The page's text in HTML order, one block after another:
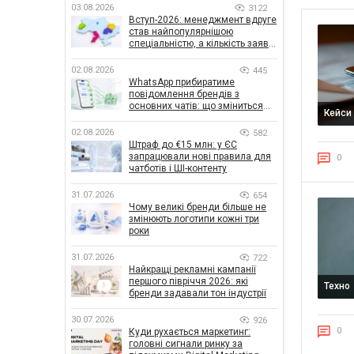
Кейси
0
Техно
0
03.08.2026 3122
Вступ-2026: менеджмент вдруге
став найпопулярнішою
спеціальністю, а кількість заяв
02.08.2026 445
WhatsApp прибиратиме
повідомлення брендів з
основних чатів: що зміниться
02.08.2026 582
Штраф до €15 млн: у ЄС
запрацювали нові правила для
чатботів і ШІ-контенту
31.07.2026 654
Чому великі бренди більше не
змінюють логотипи кожні три
роки
31.07.2026 722
Найкращі рекламні кампанії
першого півріччя 2026: які
бренди задавали тон індустрії
30.07.2026 926
Куди рухається маркетинг:
головні сигнали ринку за